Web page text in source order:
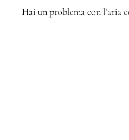
Hai un problema con l’aria